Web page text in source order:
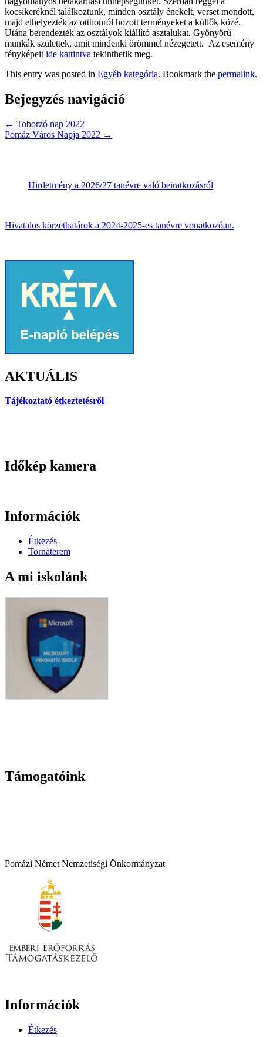
kocsikeréknél találkoztunk, minden osztály énekelt, verset mondott,
majd elhelyezték az otthonról hozott terményeket a küllők közé.
Utána berendezték az osztályok kiállító asztalukat. Gyönyörű
munkák születtek, amit mindenki örömmel nézegetett. Az esemény
fényképeit ide kattintva tekinthetik meg.
This entry was posted in Egyéb kategória. Bookmark the permalink.
Bejegyzés navigáció
← Toborzó nap 2022
Pomáz Város Napja 2022 →
Hirdetmény a 2026/27 tanévre való beiratkozásról
Hivatalos körzethatárok a 2024-2025-es tanévre vonatkozóan.
AKTUÁLIS
Tájékoztató étkeztetésről
Időkép kamera
Információk
Étkezés
Tornaterem
A mi iskolánk
Támogatóink
Pomázi Német Nemzetiségi Önkormányzat
Információk
Étkezés